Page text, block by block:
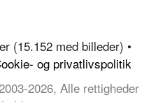
(15.152 med billeder) •
og privatlivspolitik
2026, Alle rettigheder